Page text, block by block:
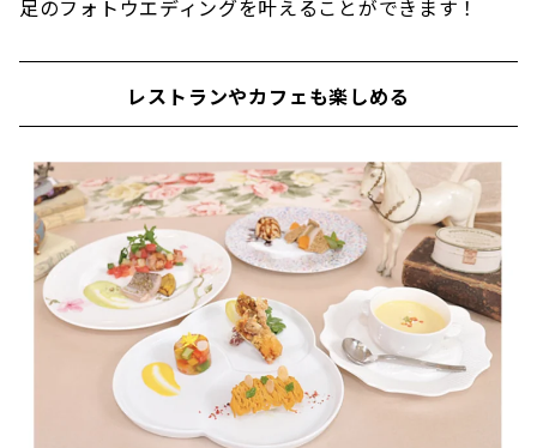
足のフォトウエディングを叶えることができます！
レストランやカフェも楽しめる